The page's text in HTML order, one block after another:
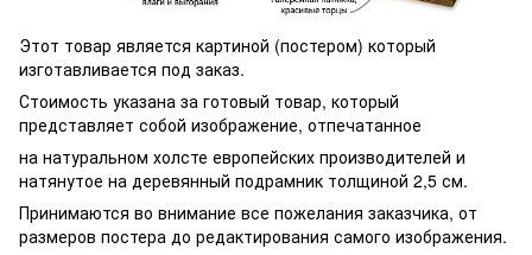
Этот товар является картиной (постером) который
изготавливается под заказ.
Стоимость указана за готовый товар, который
представляет собой изображение, отпечатанное
на натуральном холсте европейских производителей и
натянутое на деревянный подрамник толщиной 2,5 см.
Принимаются во внимание все пожелания заказчика, от
размеров постера до редактирования самого изображения.